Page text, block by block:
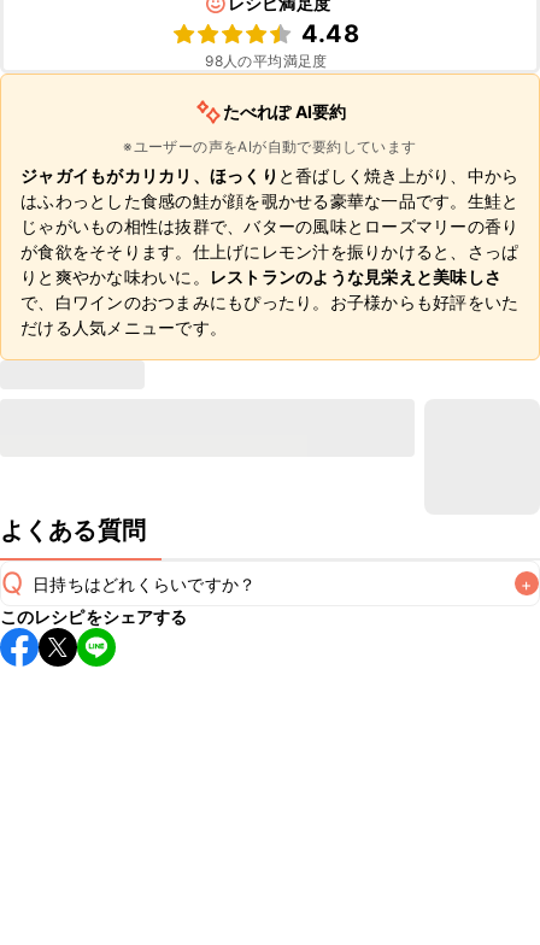
4.48
98人の平均満足度
たべれぽ AI要約
※ユーザーの声をAIが自動で要約しています
ジャガイもがカリカリ、ほっくり と香ばしく焼き上がり、中から
はふわっとした食感の鮭が顔を覗かせる豪華な一品です。生鮭と
じゃがいもの相性は抜群で、バターの風味とローズマリーの香り
が食欲をそそります。仕上げにレモン汁を振りかけると、さっぱ
りと爽やかな味わいに。
レストランのような見栄えと美味しさ
で、白ワインのおつまみにもぴったり。お子様からも好評をいた
だける人気メニューです。
よくある質問
Q 日持ちはどれくらいですか？ +
保存期間は冷蔵で翌日中が目安です。なるべくお早めにお召
し上がりください。
このレシピをシェアする